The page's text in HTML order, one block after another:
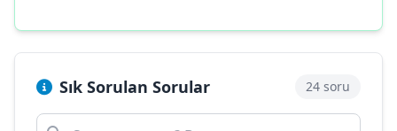
Sık Sorulan Sorular 24 soru